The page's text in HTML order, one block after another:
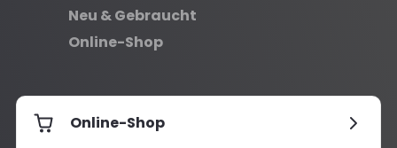
Neu & Gebraucht
Online-Shop
Online-Shop